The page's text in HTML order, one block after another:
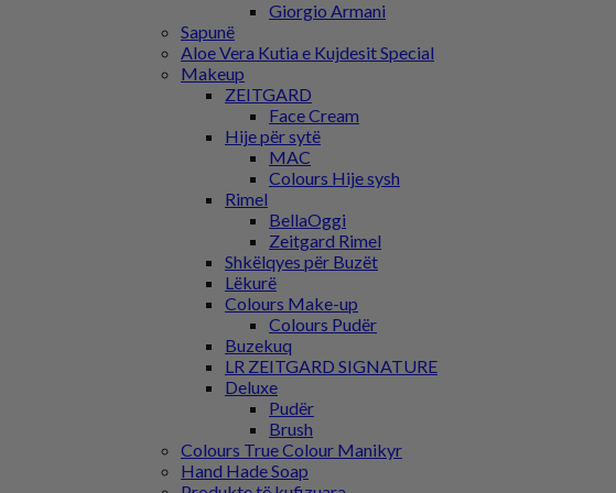
Giorgio Armani
Sapunë
Aloe Vera Kutia e Kujdesit Special
Makeup
ZEITGARD
Face Cream
Hije për sytë
MAC
Colours Hije sysh
Rimel
BellaOggi
Zeitgard Rimel
Shkëlqyes për Buzët
Lëkurë
Colours Make-up
Colours Pudër
Buzekuq
LR ZEITGARD SIGNATURE
Deluxe
Pudër
Brush
Colours True Colour Manikyr
Hand Hade Soap